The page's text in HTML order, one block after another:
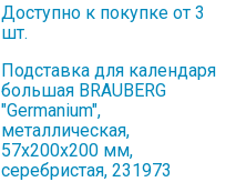
Доступно к покупке от 3
шт.
Подставка для календаря
большая BRAUBERG
"Germanium",
металлическая,
57х200х200 мм,
серебристая, 231973